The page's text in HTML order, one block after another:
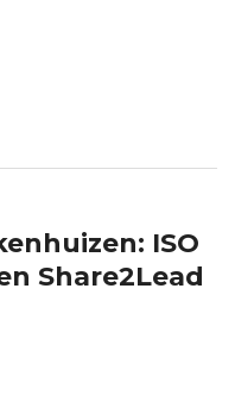
ISO
Share2Lead